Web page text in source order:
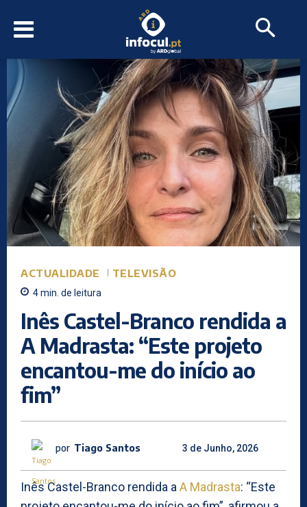
ACTUALIDADE TELEVISÃO
4min. de leitura
Inês Castel-Branco rendida a
A Madrasta: “Este projeto
encantou-me do início ao
fim”
por Tiago Santos 3 de Junho, 2026
Inês Castel-Branco rendida aA Madrasta: “Este